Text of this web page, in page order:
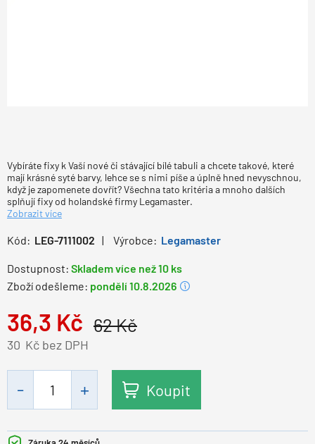
Vybíráte fixy k Vaší nové či stávající bílé tabuli a chcete takové, které
mají krásné syté barvy, lehce se s nimi píše a úplně hned nevyschnou,
když je zapomenete dovřít? Všechna tato kritéria a mnoho dalších
splňují fixy od holandské firmy Legamaster.
Zobrazit více
Kód: LEG-7111002 Výrobce: Legamaster
Dostupnost: Skladem více než 10 ks
Zboží odešleme: pondělí 10.8.2026
62Kč
36,3 Kč
Kč bez DPH
30
Koupit